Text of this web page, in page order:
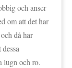
och anser
om att det har
då har
lugn och ro.